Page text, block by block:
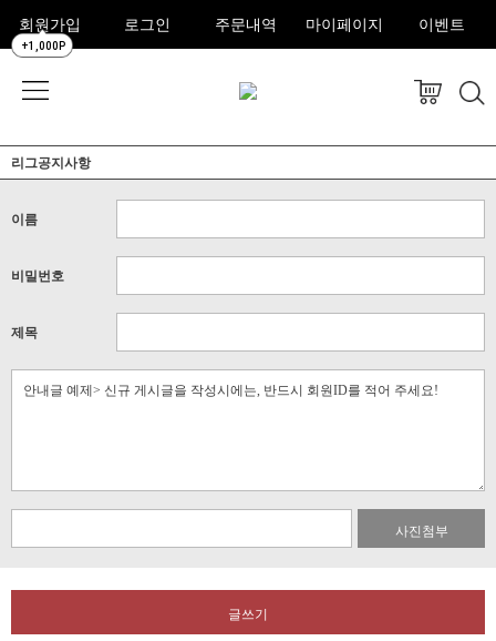
회원가입
+1,000P
로그인 주문내역 마이페이지 이벤트
리그공지사항
이름
비밀번호
제목
사진첨부
글쓰기